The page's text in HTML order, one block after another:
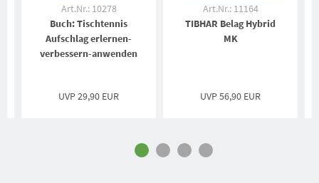
Art.Nr.: 10278
Buch: Tischtennis
Aufschlag erlernen-
verbessern-anwenden
UVP29,90 EUR
Art.Nr.: 11164
TIBHAR Belag Hybrid
MK
UVP56,90 EUR